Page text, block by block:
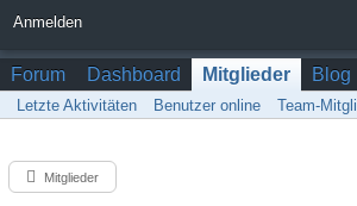
Anmelden
Forum Dashboard Mitglieder Blog
Letzte Aktivitäten Benutzer online Team-
Mitglieder